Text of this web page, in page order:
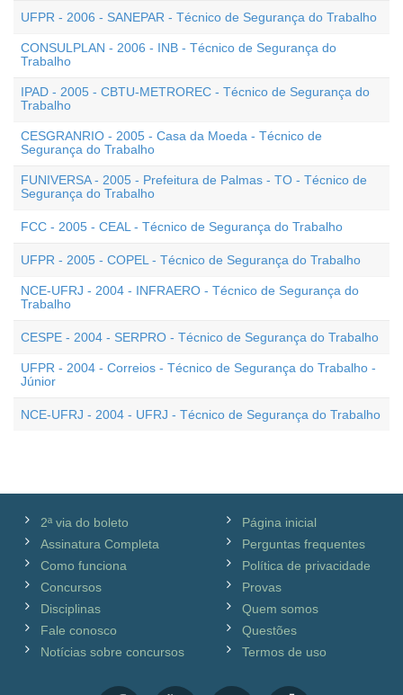
UFPR - 2006 - SANEPAR - Técnico de Segurança do Trabalho
CONSULPLAN - 2006 - INB - Técnico de Segurança do
Trabalho
IPAD - 2005 - CBTU-METROREC - Técnico de Segurança do
Trabalho
CESGRANRIO - 2005 - Casa da Moeda - Técnico de
Segurança do Trabalho
FUNIVERSA - 2005 - Prefeitura de Palmas - TO - Técnico de
Segurança do Trabalho
FCC - 2005 - CEAL - Técnico de Segurança do Trabalho
UFPR - 2005 - COPEL - Técnico de Segurança do Trabalho
NCE-UFRJ - 2004 - INFRAERO - Técnico de Segurança do
Trabalho
CESPE - 2004 - SERPRO - Técnico de Segurança do Trabalho
UFPR - 2004 - Correios - Técnico de Segurança do Trabalho -
Júnior
NCE-UFRJ - 2004 - UFRJ - Técnico de Segurança do Trabalho
2ª via do boleto
Assinatura Completa
Como funciona
Concursos
Disciplinas
Fale conosco
Notícias sobre concursos
Página inicial
Perguntas frequentes
Política de privacidade
Provas
Quem somos
Questões
Termos de uso